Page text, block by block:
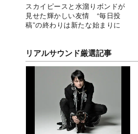
スカイピースと水溜りボンドが
見せた輝かしい友情 “毎日投
稿”の終わりは新たな始まりに
リアルサウンド厳選記事